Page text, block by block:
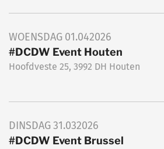
WOENSDAG 01.042026
#DCDW Event Houten
Hoofdveste 25, 3992 DH Houten
DINSDAG31.032026
#DCDW Event Brussel